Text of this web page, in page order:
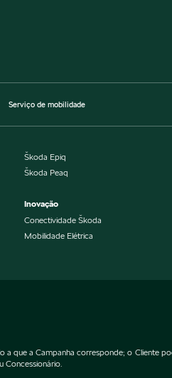
Serviço de mobilidade
Škoda Epiq
Škoda Peaq
Inovação
Conectividade Škoda
Mobilidade Elétrica
que a Campanha corresponde; o Cliente